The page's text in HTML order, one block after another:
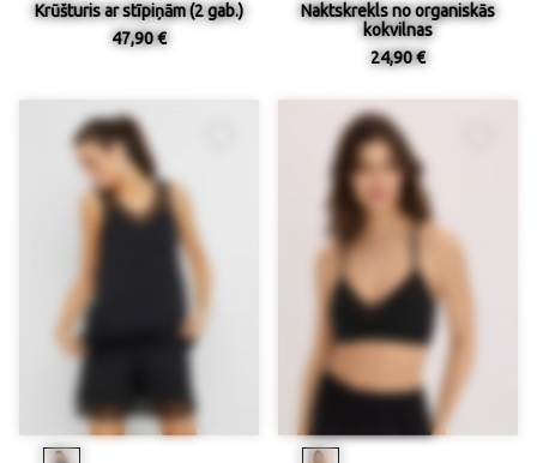
Krūšturis ar stīpiņām (2 gab.)
47,90 €
Naktskrekls no organiskās
kokvilnas
24,90 €